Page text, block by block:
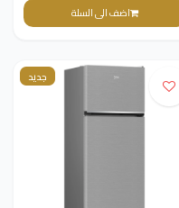
اضف الى السلة
جديد